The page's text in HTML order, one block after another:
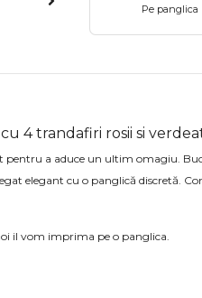
Pe panglica
4 trandafiri rosii si
pentru a aduce un ultim omagiu.
elegant cu o panglică discretă.
il vom imprima pe o panglica.